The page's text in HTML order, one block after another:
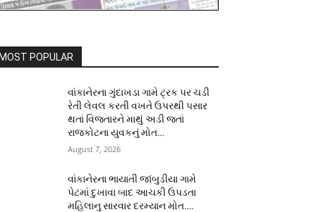
MOST POPULAR
વાંકાનેરના ગુંદાખડા ગામે ટ્રક પર ચડી
રેતી લેવલ કરતી વખતે ઉપરથી પસાર
થતાં વિજતારને માથું અડી જતાં
રાજકોટના યુવકનું મોત…
August 7, 2026
વાંકાનેરના ભાયાતી જાંબુડીયા ગામે
પેટમાં દુખાવા બાદ આચકી ઉપડતા
મહિલાનુ સારવાર દરમ્યાન મોત….